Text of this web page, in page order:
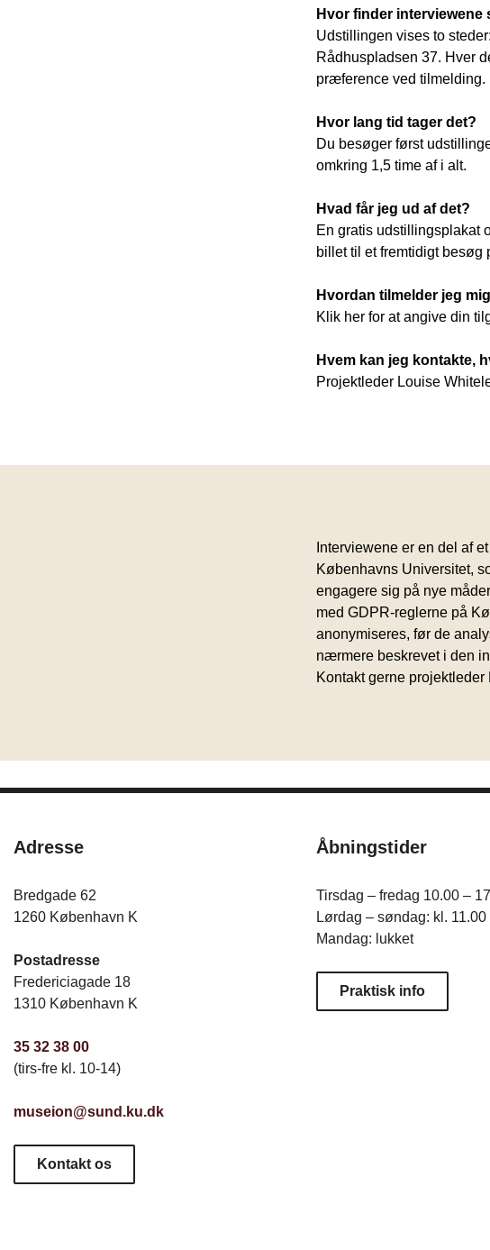
Hvor finder interviewene
Udstillingen vises to
Rådhuspladsen 37. Hver
præference ved tilmelding.
Hvor lang tid tager det?
Du besøger først
omkring 1,5 time af i alt.
Hvad får jeg ud af det?
En gratis udstillingsplakat
billet til et fremtidigt besøg
Hvordan tilmelder jeg
Klik her for at angive din
Hvem kan jeg kontakte,
Projektleder Louise
Interviewene er en del af
Københavns Universitet,
engagere sig på nye
med GDPR-reglerne på
anonymiseres, før de
nærmere beskrevet i den
Kontakt gerne
Adresse
Bredgade 62
1260 København K
Postadresse
Fredericiagade 18
1310 København K
35 32 38 00
(tirs-fre kl. 10-14)
museion@sund.ku.dk
Kontakt os
Åbningstider
Tirsdag – fredag 10.00 –
Lørdag – søndag: kl. 11.00
Mandag: lukket
Praktisk info